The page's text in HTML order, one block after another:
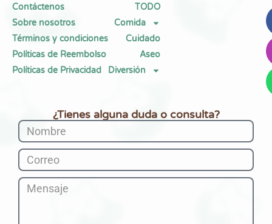
Contáctenos
Sobre nosotros
Términos y condiciones
Políticas de Reembolso
Políticas de Privacidad
TODO
Comida
Cuidado
Aseo
Diversión
¿Tienes alguna duda o consulta?